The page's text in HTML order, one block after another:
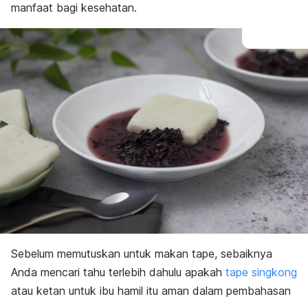
manfaat bagi kesehatan.
Sebelum memutuskan untuk makan tape, sebaiknya
Anda mencari tahu terlebih dahulu apakah tape singkong
atau ketan untuk ibu hamil itu aman dalam pembahasan